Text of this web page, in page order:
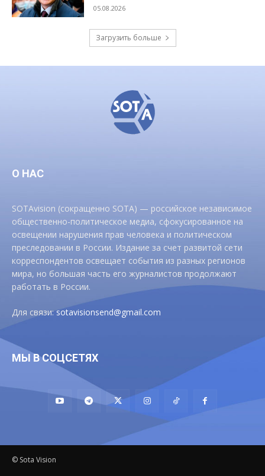
05.08.2026
Загрузить больше
О НАС
SOTAvision (сокращенно SOTA) — российское независимое
общественно-политическое медиа, сфокусированное на
освещении нарушения прав человека и политическом
преследовании в России. Издание за счет развитой сети
корреспондентов освещает события из разных регионов
мира, но большая часть его журналистов продолжают
работать в России.
Для связи:sotavisionsend@gmail.com
МЫ В СОЦСЕТЯХ
© Sota Vision